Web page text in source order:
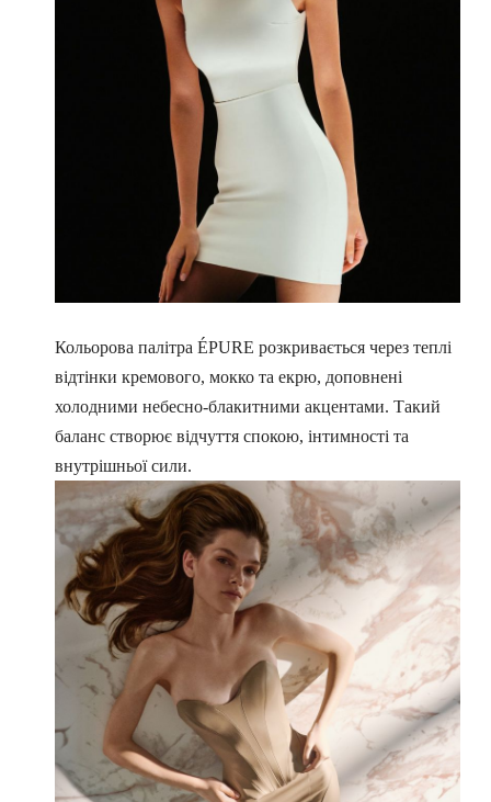
Кольорова палітра ÉPURE розкривається через теплі
відтінки кремового, мокко та екрю, доповнені
холодними небесно-блакитними акцентами. Такий
баланс створює відчуття спокою, інтимності та
внутрішньої сили.